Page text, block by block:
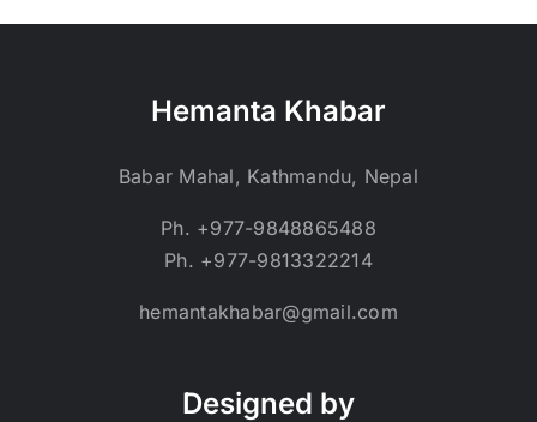
Hemanta Khabar
Babar Mahal, Kathmandu, Nepal
Ph. +977-9848865488
Ph. +977-9813322214
hemantakhabar@gmail.com
Designed by